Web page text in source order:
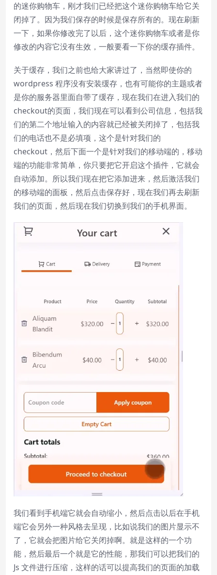
的迷你购物车，刚才我们已经把这个迷你购物车给它关
闭掉了。因为我们保存的时候是保存所有的。现在刷新
一下，如果你修改完了以后，这个迷你购物车或者是你
修改的内容它没有生效，一般要看一下你的缓存插件。
关于缓存，我们之前也给大家讲过了，当然即使你的
wordpress 程序没有安装缓存，也有可能你的主题或者
是你的服务器里面自带了缓存，现在我们在进入我们的
checkout的页面，我们现在可以看到公司信息，包括我
们的第二个地址输入的内容就已经被关闭掉了，包括我
们的电话也不是必填项，这个是针对我们的
checkout，然后下面一个是针对我们的移动端的，移动
端的功能非常简单，你只要把它开启这个插件，它就会
自动添加。所以我们现在把它添加进来，然后激活我们
的移动端的面板，然后点击保存好，现在我们再去刷新
我们的页面，然后现在我们切换到我们的手机界面。
我们看到手机端它就会自动缩小，然后点击以后在手机
端它会另外一种风格去呈现，比如说我们的图片显示不
了，它就会把图片给它关闭掉啊。就是这样的一个功
能，然后最后一个就是它的性能，那我们可以把我们的
Js 文件进行压缩，这样的话可以提高我们的页面的加载